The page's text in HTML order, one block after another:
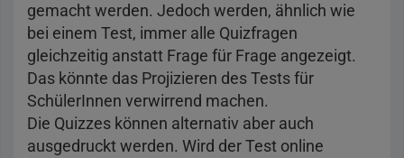
gemacht werden. Jedoch werden, ähnlich wie
bei einem Test, immer alle Quizfragen
gleichzeitig anstatt Frage für Frage angezeigt.
Das könnte das Projizieren des Tests für
SchülerInnen verwirrend machen.
Die Quizzes können alternativ aber auch
ausgedruckt werden. Wird der Test online